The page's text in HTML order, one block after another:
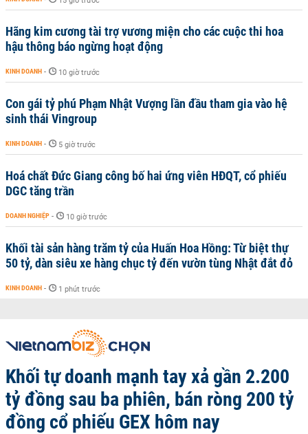
Hãng kim cương tài trợ vương miện cho các cuộc thi hoa
hậu thông báo ngừng hoạt động
KINH DOANH - 10 giờ trước
Con gái tỷ phú Phạm Nhật Vượng lần đầu tham gia vào hệ
sinh thái Vingroup
KINH DOANH - 5 giờ trước
Hoá chất Đức Giang công bố hai ứng viên HĐQT, cổ phiếu
DGC tăng trần
DOANH NGHIỆP - 10 giờ trước
Khối tài sản hàng trăm tỷ của Huấn Hoa Hồng: Từ biệt thự
50 tỷ, dàn siêu xe hàng chục tỷ đến vườn tùng Nhật đắt đỏ
KINH DOANH - 1 phút trước
Khối tự doanh mạnh tay xả gần 2.200
tỷ đồng sau ba phiên, bán ròng 200 tỷ
đồng cổ phiếu GEX hôm nay